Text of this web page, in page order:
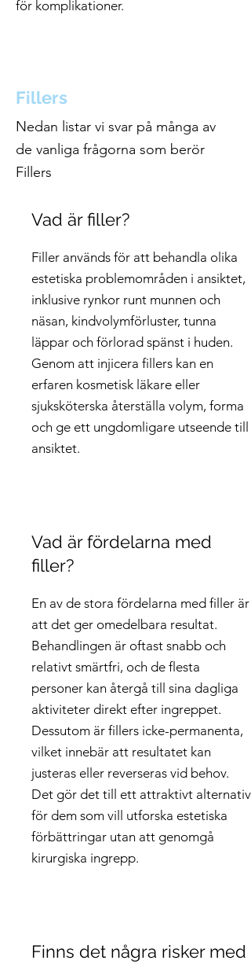
för komplikationer.
Fillers
Nedan listar vi svar på många av
de vanliga frågorna som berör
Fillers
Vad är filler?
Filler används för att behandla olika
estetiska problemområden i ansiktet,
inklusive rynkor runt munnen och
näsan, kindvolymförluster, tunna
läppar och förlorad spänst i huden.
Genom att injicera fillers kan en
erfaren kosmetisk läkare eller
sjuksköterska återställa volym, forma
och ge ett ungdomligare utseende till
ansiktet.
Vad är fördelarna med
filler?
En av de stora fördelarna med filler är
att det ger omedelbara resultat.
Behandlingen är oftast snabb och
relativt smärtfri, och de flesta
personer kan återgå till sina dagliga
aktiviteter direkt efter ingreppet.
Dessutom är fillers icke-permanenta,
vilket innebär att resultatet kan
justeras eller reverseras vid behov.
Det gör det till ett attraktivt alternativ
för dem som vill utforska estetiska
förbättringar utan att genomgå
kirurgiska ingrepp.
Finns det några risker med